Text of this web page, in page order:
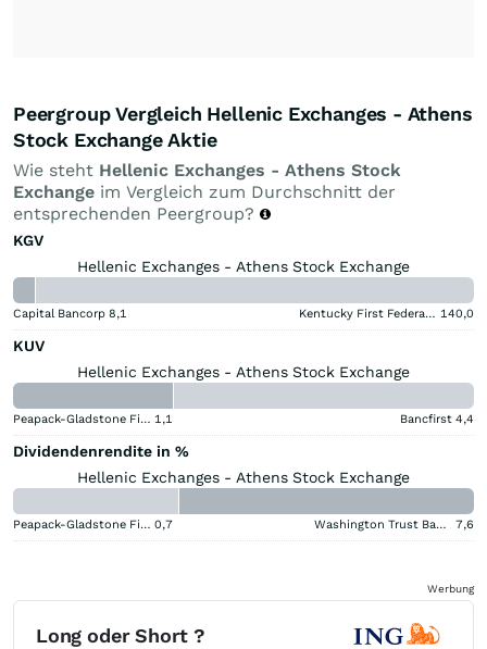
Peergroup Vergleich Hellenic Exchanges - Athens
Stock Exchange Aktie
Wie steht Hellenic Exchanges - Athens Stock
Exchange im Vergleich zum Durchschnitt der
entsprechenden Peergroup?
KGV
Hellenic Exchanges - Athens Stock Exchange
Capital Bancorp 8,1 Kentucky First Federal Bancorp 140,0
KUV
Hellenic Exchanges - Athens Stock Exchange
Peapack-Gladstone Financial 1,1 Bancfirst 4,4
Dividendenrendite in %
Hellenic Exchanges - Athens Stock Exchange
Peapack-Gladstone Financial 0,7 Washington Trust Bancorp 7,6
Werbung
Long oder Short ?